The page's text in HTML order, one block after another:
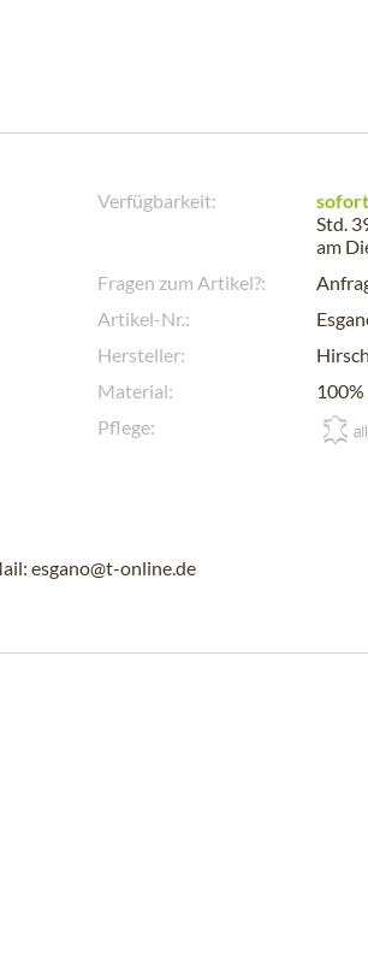
Verfügbarkeit:
Std.
am
Fragen zum Artikel?:
Artikel-Nr.:
Hersteller:
Material:
100%
Pflege:
esgano@t-online.de